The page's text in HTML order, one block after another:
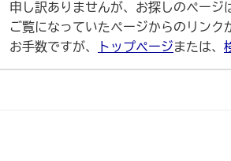
申し訳ありませんが、お探しのページ
ご覧になっていたページからのリン
お手数ですが、
トップページまたは、